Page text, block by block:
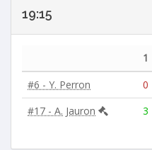
19:15
1
#6 - Y. Perron
0
#17 - A. Jauron
3